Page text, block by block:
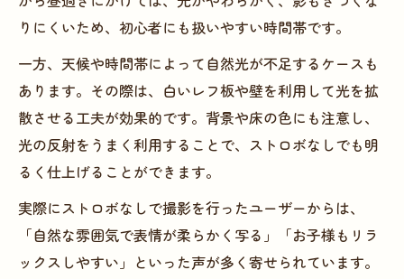
りにくいため、初心者にも扱いやすい時間帯です。
一方、天候や時間帯によって自然光が不足するケースも
あります。その際は、白いレフ板や壁を利用して光を拡
散させる工夫が効果的です。背景や床の色にも注意し、
光の反射をうまく利用することで、ストロボなしでも明
るく仕上げることができます。
実際にストロボなしで撮影を行ったユーザーからは、
「自然な雰囲気で表情が柔らかく写る」「お子様もリラ
ックスしやすい」といった声が多く寄せられています。